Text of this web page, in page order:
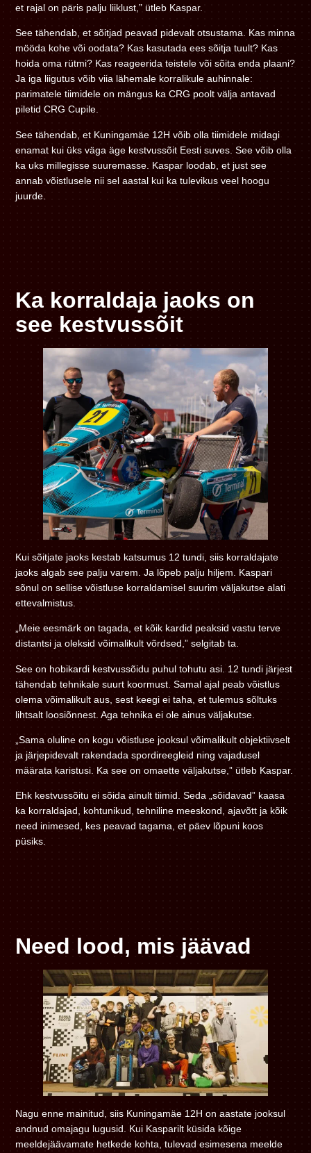
et rajal on päris palju liiklust,” ütleb Kaspar.
See tähendab, et sõitjad peavad pidevalt otsustama. Kas minna
mööda kohe või oodata? Kas kasutada ees sõitja tuult? Kas
hoida oma rütmi? Kas reageerida teistele või sõita enda plaani?
Ja iga liigutus võib viia lähemale korralikule auhinnale:
parimatele tiimidele on mängus ka CRG poolt välja antavad
piletid CRG Cupile.
See tähendab, et Kuningamäe 12H võib olla tiimidele midagi
enamat kui üks väga äge kestvussõit Eesti suves. See võib olla
ka uks millegisse suuremasse. Kaspar loodab, et just see
annab võistlusele nii sel aastal kui ka tulevikus veel hoogu
juurde.
Ka korraldaja jaoks on
see kestvussõit
Kui sõitjate jaoks kestab katsumus 12 tundi, siis korraldajate
jaoks algab see palju varem. Ja lõpeb palju hiljem. Kaspari
sõnul on sellise võistluse korraldamisel suurim väljakutse alati
ettevalmistus.
„Meie eesmärk on tagada, et kõik kardid peaksid vastu terve
distantsi ja oleksid võimalikult võrdsed,” selgitab ta.
See on hobikardi kestvussõidu puhul tohutu asi. 12 tundi järjest
tähendab tehnikale suurt koormust. Samal ajal peab võistlus
olema võimalikult aus, sest keegi ei taha, et tulemus sõltuks
lihtsalt loosiõnnest. Aga tehnika ei ole ainus väljakutse.
„Sama oluline on kogu võistluse jooksul võimalikult objektiivselt
ja järjepidevalt rakendada spordireegleid ning vajadusel
määrata karistusi. Ka see on omaette väljakutse,” ütleb Kaspar.
Ehk kestvussõitu ei sõida ainult tiimid. Seda „sõidavad” kaasa
ka korraldajad, kohtunikud, tehniline meeskond, ajavõtt ja kõik
need inimesed, kes peavad tagama, et päev lõpuni koos
püsiks.
Need lood, mis jäävad
Nagu enne mainitud, siis Kuningamäe 12H on aastate jooksul
andnud omajagu lugusid. Kui Kasparilt küsida kõige
meeldejäävamate hetkede kohta, tulevad esimesena meelde